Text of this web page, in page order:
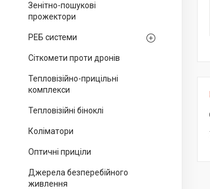
Зенітно-пошукові
прожектори
РЕБ системи
Сіткомети проти дронів
Тепловізійно-прицільні
комплекси
Тепловізійні біноклі
Коліматори
Оптичні приціли
Джерела безперебійного
живлення